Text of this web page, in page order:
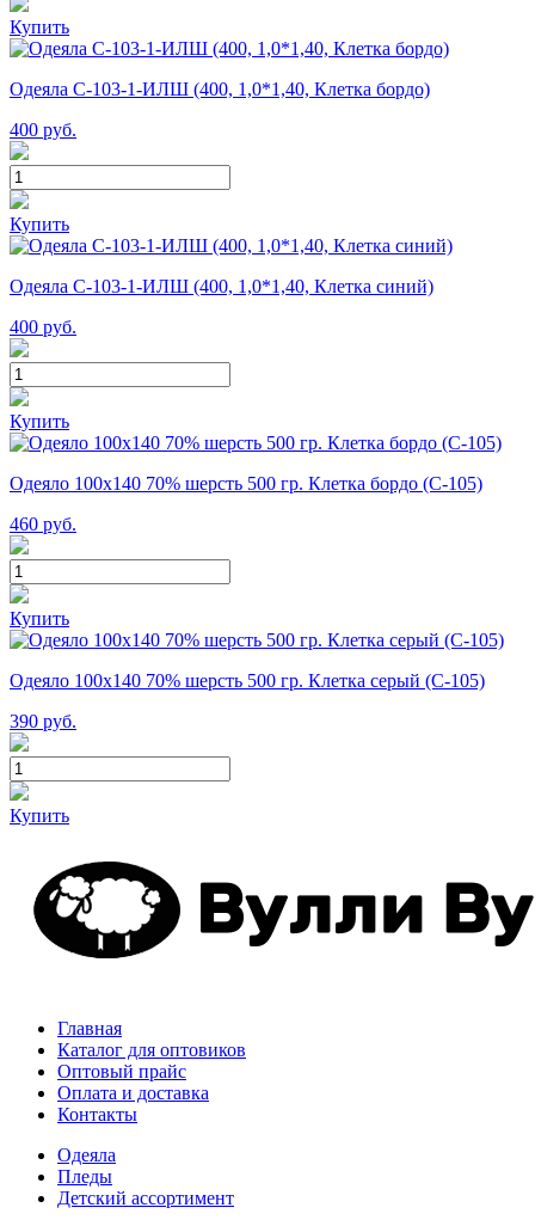
Купить
Одеяла С-103-1-ИЛШ (400, 1,0*1,40, Клетка бордо)
400 руб.
Купить
Одеяла С-103-1-ИЛШ (400, 1,0*1,40, Клетка синий)
400 руб.
Купить
Одеяло 100х140 70% шерсть 500 гр. Клетка бордо (С-105)
460 руб.
Купить
Одеяло 100х140 70% шерсть 500 гр. Клетка серый (С-105)
390 руб.
Купить
Главная
Каталог для оптовиков
Оптовый прайс
Оплата и доставка
Контакты
Одеяла
Пледы
Детский ассортимент